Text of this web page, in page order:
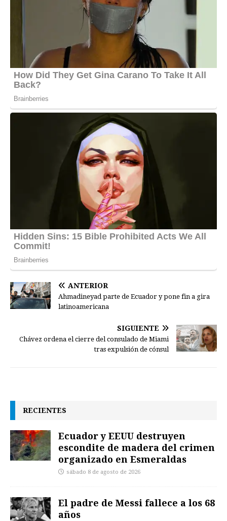
ANTERIOR
Ahmadineyad parte de Ecuador y pone fin a gira
latinoamericana
SIGUIENTE
Chávez ordena el cierre del consulado de Miami
tras expulsión de cónsul
RECIENTES
Ecuador y EEUU destruyen
escondite de madera del crimen
organizado en Esmeraldas
sábado 8 de agosto de 2026
El padre de Messi fallece a los 68
años